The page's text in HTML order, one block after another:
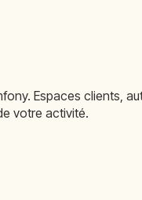
Espaces clients,
votre activité.